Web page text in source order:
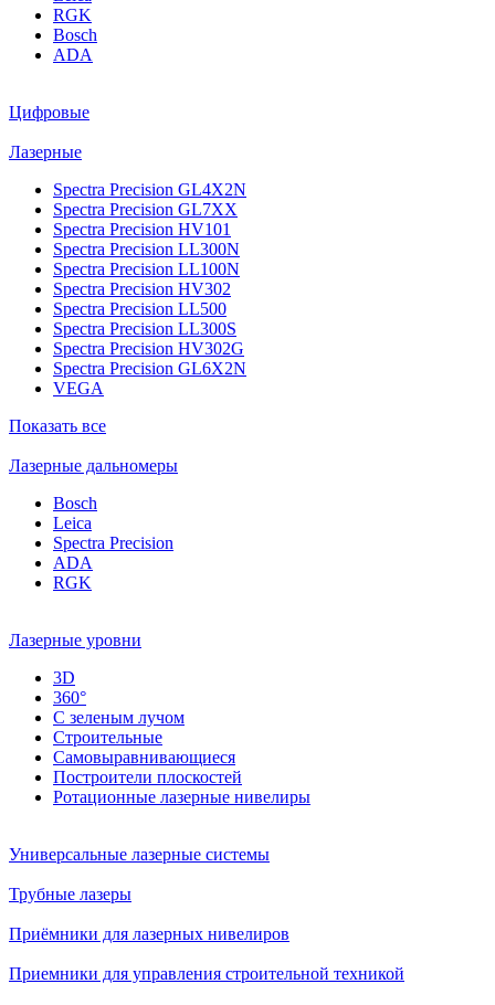
RGK
Bosch
ADA
Цифровые
Лазерные
Spectra Precision GL4X2N
Spectra Precision GL7XX
Spectra Precision HV101
Spectra Precision LL300N
Spectra Precision LL100N
Spectra Precision HV302
Spectra Precision LL500
Spectra Precision LL300S
Spectra Precision HV302G
Spectra Precision GL6X2N
VEGA
Показать все
Лазерные дальномеры
Bosch
Leica
Spectra Precision
ADA
RGK
Лазерные уровни
3D
360°
С зеленым лучом
Строительные
Самовыравнивающиеся
Построители плоскостей
Ротационные лазерные нивелиры
Универсальные лазерные системы
Трубные лазеры
Приёмники для лазерных нивелиров
Приемники для управления строительной техникой